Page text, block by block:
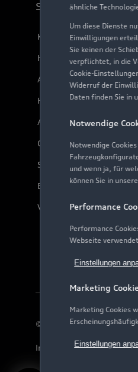
ähnliche
Um diese Dienste
Einwilligungen
Sie keinen der
verpflichtet, in die
Cookie-
Widerruf der
Daten finden Sie in
Notwendige
Notwendige
und wenn ja, für
können Sie in
Performance
Performance
Webseite
Einstellungen
Marketing
Marketing Cookies
Einstellungen
Support
Kundenservice
Händlersuche
Audi Code
Häufige Fragen (FAQ)
Audi Online Beratung
Online-
Servicekontakt
Bordbuch &
Verträge kündigen
© 2026 AUDI AG. Alle
Impressum Rechtliches